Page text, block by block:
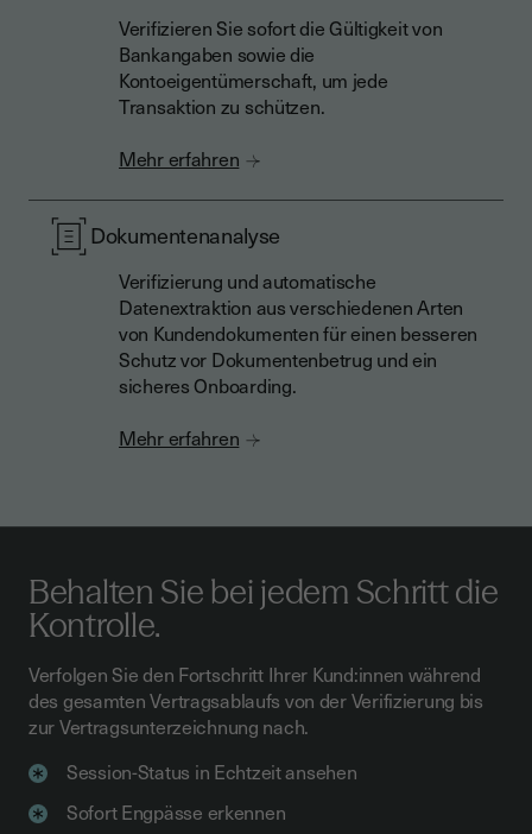
Verifizieren Sie sofort die Gültigkeit von
Bankangaben sowie die
Kontoeigentümerschaft, um jede
Transaktion zu schützen.
Mehr erfahren
Dokumentenanalyse
Verifizierung und automatische
Datenextraktion aus verschiedenen Arten
von Kundendokumenten für einen besseren
Schutz vor Dokumentenbetrug und ein
sicheres Onboarding.
Mehr erfahren
Behalten Sie bei jedem Schritt die
Kontrolle.
Verfolgen Sie den Fortschritt Ihrer Kund:innen während
des gesamten Vertragsablaufs von der Verifizierung bis
zur Vertragsunterzeichnung nach.
Session-Status in Echtzeit ansehen
Sofort Engpässe erkennen